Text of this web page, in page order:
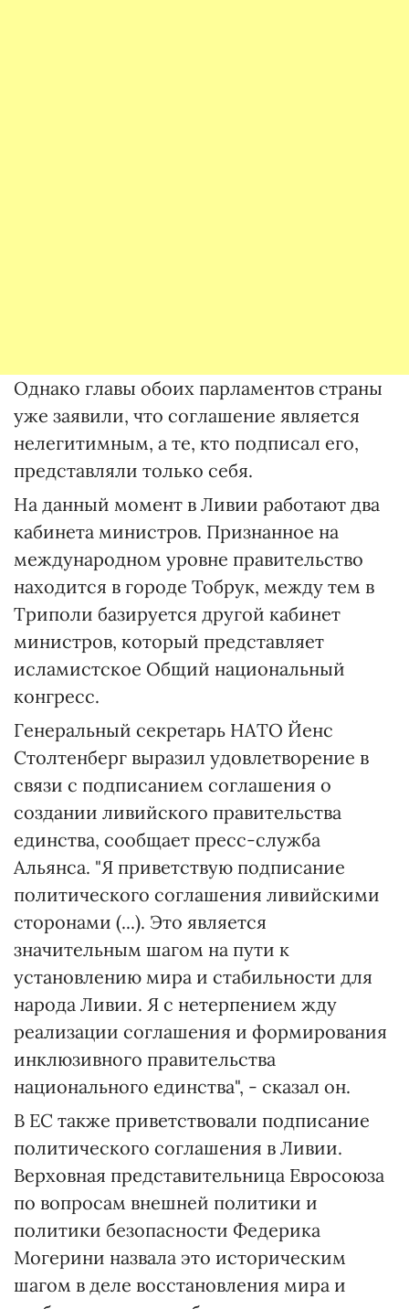
Однако главы обоих парламентов страны
уже заявили, что соглашение является
нелегитимным, а те, кто подписал его,
представляли только себя.
На данный момент в Ливии работают два
кабинета министров. Признанное на
международном уровне правительство
находится в городе Тобрук, между тем в
Триполи базируется другой кабинет
министров, который представляет
исламистское Общий национальный
конгресс.
Генеральный секретарь НАТО Йенс
Столтенберг выразил удовлетворение в
связи с подписанием соглашения о
создании ливийского правительства
единства, сообщает пресс-служба
Альянса. "Я приветствую подписание
политического соглашения ливийскими
сторонами (...). Это является
значительным шагом на пути к
установлению мира и стабильности для
народа Ливии. Я с нетерпением жду
реализации соглашения и формирования
инклюзивного правительства
национального единства", - сказал он.
В ЕС также приветствовали подписание
политического соглашения в Ливии.
Верховная представительница Евросоюза
по вопросам внешней политики и
политики безопасности Федерика
Могерини назвала это историческим
шагом в деле восстановления мира и